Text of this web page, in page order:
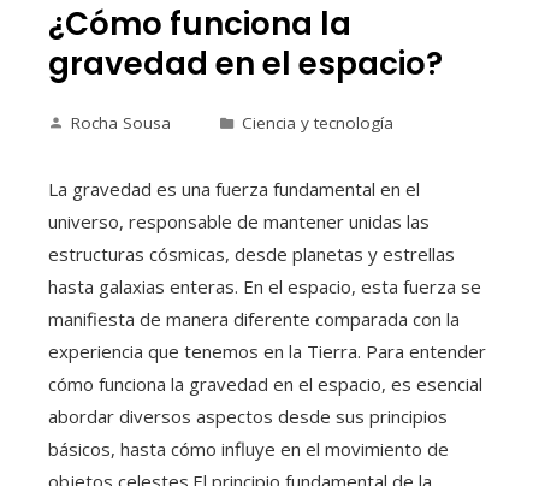
¿Cómo funciona la
gravedad en el espacio?
Rocha Sousa Ciencia y tecnología
La gravedad es una fuerza fundamental en el
universo, responsable de mantener unidas las
estructuras cósmicas, desde planetas y estrellas
hasta galaxias enteras. En el espacio, esta fuerza se
manifiesta de manera diferente comparada con la
experiencia que tenemos en la Tierra. Para entender
cómo funciona la gravedad en el espacio, es esencial
abordar diversos aspectos desde sus principios
básicos, hasta cómo influye en el movimiento de
objetos celestes.El principio fundamental de la